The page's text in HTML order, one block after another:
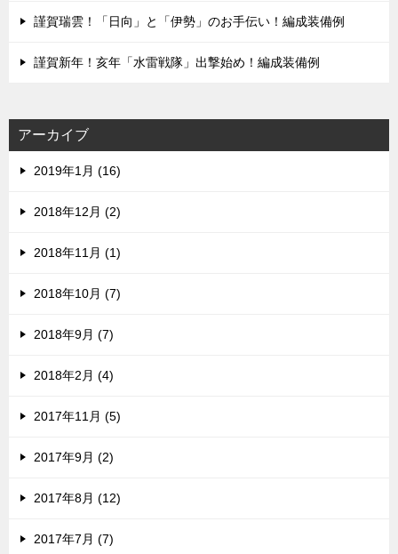
謹賀瑞雲！「日向」と「伊勢」のお手伝い！編成装備例
謹賀新年！亥年「水雷戦隊」出撃始め！編成装備例
アーカイブ
2019年1月 (16)
2018年12月 (2)
2018年11月 (1)
2018年10月 (7)
2018年9月 (7)
2018年2月 (4)
2017年11月 (5)
2017年9月 (2)
2017年8月 (12)
2017年7月 (7)